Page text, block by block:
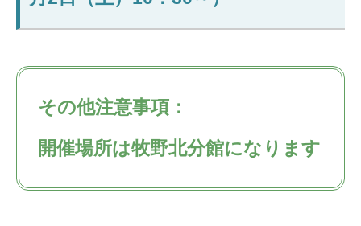
その他注意事項：
開催場所は牧野北分館になります